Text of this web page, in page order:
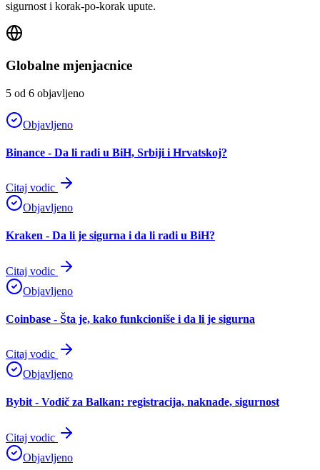
sigurnost i korak-po-korak upute.
Globalne mjenjacnice
5 od 6 objavljeno
Objavljeno
Binance - Da li radi u BiH, Srbiji i Hrvatskoj?
Citaj vodic
Objavljeno
Kraken - Da li je sigurna i da li radi u BiH?
Citaj vodic
Objavljeno
Coinbase - Šta je, kako funkcioniše i da li je sigurna
Citaj vodic
Objavljeno
Bybit - Vodič za Balkan: registracija, naknade, sigurnost
Citaj vodic
Objavljeno